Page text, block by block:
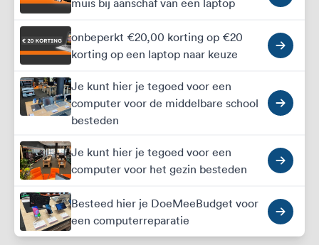
muis bij aanschaf van een laptop
onbeperkt €20,00 korting op €20
korting op een laptop naar keuze
Je kunt hier je tegoed voor een
computer voor de middelbare school
besteden
Je kunt hier je tegoed voor een
computer voor het gezin besteden
Besteed hier je DoeMeeBudget voor
een computerreparatie